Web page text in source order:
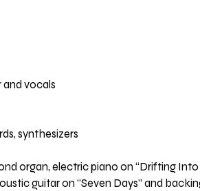
and vocals
synthesizers
organ, electric piano on “Drifting
guitar on “Seven Days” and